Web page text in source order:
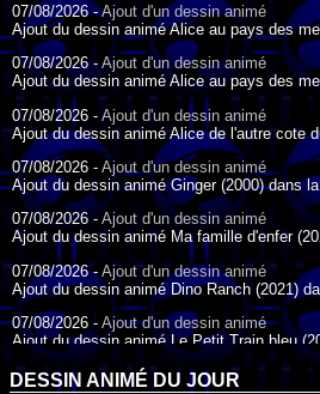
07/08/2026 -Ajout d'un dessin animé
Ajout du dessin animé Alice au pays des
07/08/2026 -Ajout d'un dessin animé
Ajout du dessin animé Alice au pays des
07/08/2026 - Ajout d'un dessin animé
Ajout du dessin animé Alice de l'autre cote
07/08/2026 - Ajout d'un dessin animé
Ajout du dessin animé Ginger (2000) dans la
07/08/2026 -Ajout d'un dessin animé
Ajout du dessin animé Ma famille d'enfer
07/08/2026 - Ajout d'un dessin animé
Ajout du dessin animé Dino Ranch (2021)
07/08/2026 - Ajout d'un dessin animé
Ajout du dessin animé Le Petit Train bleu
07/08/2026 -Ajout d'un dessin animé
DESSIN ANIMÉ DU JOUR